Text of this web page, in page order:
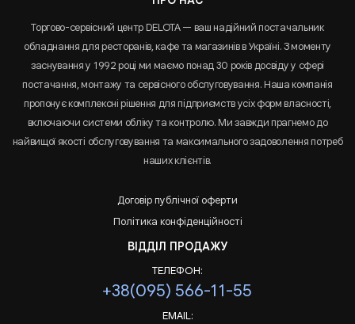
Торгово-сервісний центр DELOTA — ваш надійний постачальник
обладнання для ресторанів, кафе та магазинів в Україні. З моменту
заснування у 1992 році ми маємо понад 30 років досвіду у сфері
постачання, монтажу та сервісного обслуговування. Наша компанія
пропонує комплексні рішення для підприємств усіх форм власності,
включаючи системи обліку та контролю. Ми завжди прагнемо до
найвищої якості обслуговування та максимального задоволення потреб
наших клієнтів.
Договір публічної оферти
Політика конфіденційності
ВІДДІЛ ПРОДАЖУ
ТЕЛЕФОН:
+38(095) 566-11-55
EMAIL: